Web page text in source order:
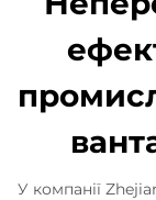
У компанії